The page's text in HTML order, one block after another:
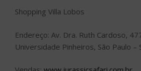
Shopping Villa Lobos
Endereço: Av. Dra. Ruth Cardoso,
Universidade Pinheiros, São Paulo –